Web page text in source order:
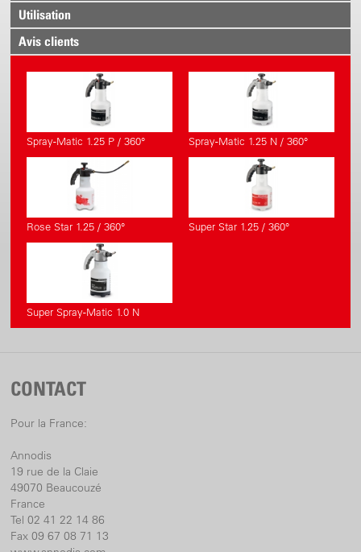
Utilisation
Avis clients
Spray-Matic 1.25 P / 360° Spray-Matic 1.25 N / 360°
Rose Star 1.25 / 360° Super Star 1.25 / 360°
Super Spray-Matic 1.0 N
CONTACT
Pour la France:
Annodis
19 rue de la Claie
49070 Beaucouzé
France
Tel 02 41 22 14 86
Fax 09 67 08 71 13